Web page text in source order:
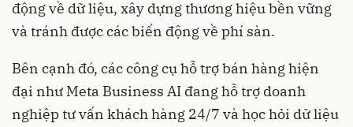
động về dữ liệu, xây dựng thương hiệu bền vững
và tránh được các biến động về phí sàn.
Bên cạnh đó, các công cụ hỗ trợ bán hàng hiện
đại như Meta Business AI đang hỗ trợ doanh
nghiệp tư vấn khách hàng 24/7 và học hỏi dữ liệu